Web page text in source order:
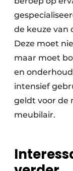
de keuze van
Deze moet
maar moet
en
intensief
geldt voor de
meubilair.